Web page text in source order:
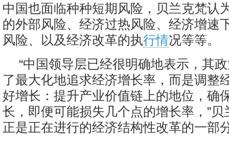
中国也面临种种短期风险，贝兰克梵认
的外部风险、经济过热风险、经济增速
风险、以及经济改革的执行情况等等。
“中国领导层已经很明确地表示，其
了最大化地追求经济增长率，而是调整
好增长：提升产业价值链上的地位，确
长，即便可能损失几个点的增长率，”贝
正是正在进行的经济结构性改革的一部